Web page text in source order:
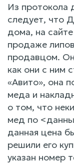
Из
следует, что
дома, на
продаже
продавцом.
как они с ним
«Авито», она
меда и
о том, что
мед по
данная цена
решили его
указан номер